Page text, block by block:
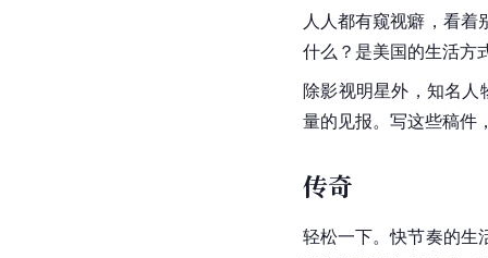
人人都有窥视癖，看
什么？是美国的生活方
除影视明星外，知名
量的见报。写这些稿件
传奇
轻松一下。快节奏的生